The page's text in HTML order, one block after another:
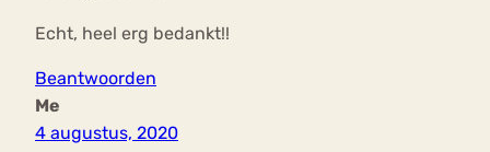
Echt, heel erg bedankt!!
Beantwoorden
Me
4 augustus, 2020